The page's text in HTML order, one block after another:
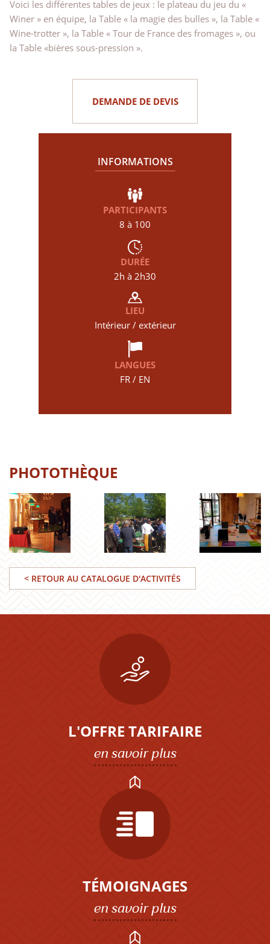
Voici les différentes tables de jeux : le plateau du jeu du «
Winer » en équipe, la Table « la magie des bulles », la Table «
Wine-trotter », la Table « Tour de France des fromages », ou
la Table «bières sous-pression ».
DEMANDE DE DEVIS
INFORMATIONS
PARTICIPANTS
8 à 100
DURÉE
2h à 2h30
LIEU
Intérieur / extérieur
LANGUES
FR / EN
PHOTOTHÈQUE
< RETOUR AU CATALOGUE D'ACTIVITÉS
L'OFFRE TARIFAIRE
en savoir plus
TÉMOIGNAGES
en savoir plus